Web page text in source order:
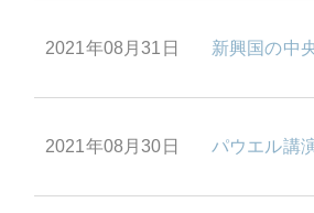
2021年08月31日 新興国の中
2021年08月30日 パウエル講